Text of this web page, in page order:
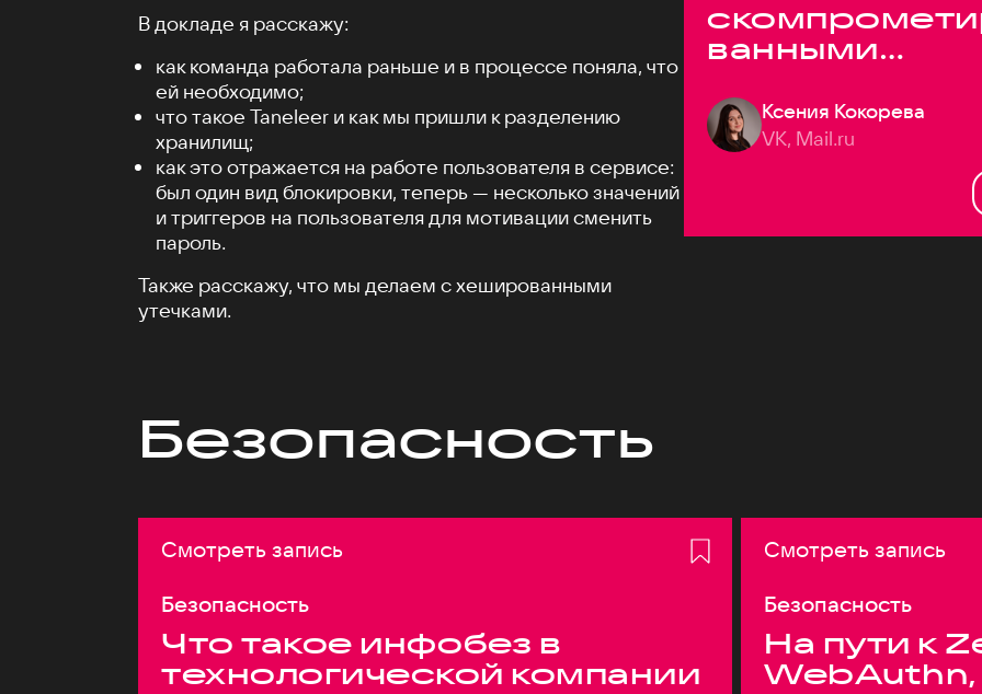
В докладе я расскажу:
как команда работала раньше и в процессе поняла, что
ей необходимо;
что такое Taneleer и как мы пришли к разделению
хранилищ;
как это отражается на работе пользователя в сервисе:
был один вид блокировки, теперь — несколько значений
и триггеров на пользователя для мотивации сменить
пароль.
Также расскажу, что мы делаем с хешированными
утечками.
ванными
Ксения Кокорева
VK, Mail.ru
Безопасность
Смотреть запись
Безопасность
Что такое инфобез в
технологической компании
Смотреть запись
Безопасность
На пути к